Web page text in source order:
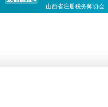
山西省注册税务师协会